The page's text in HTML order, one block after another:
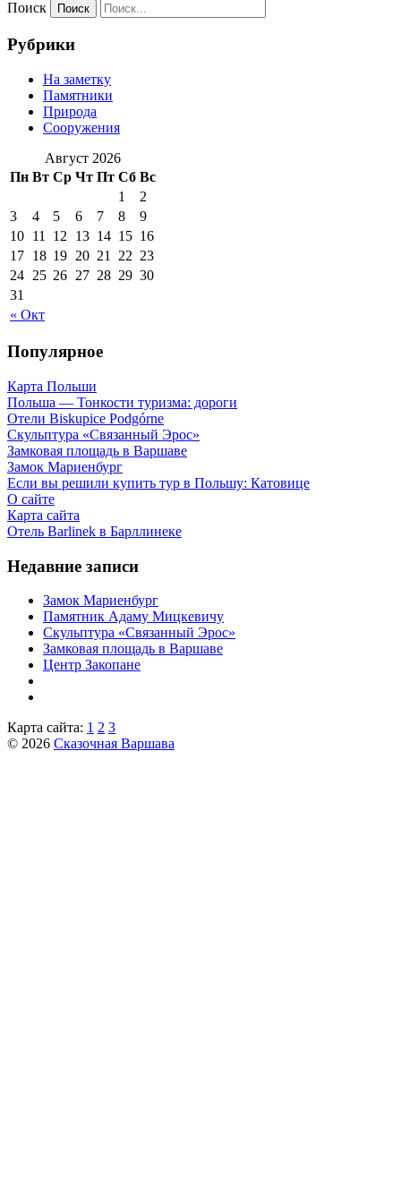
Поиск
Рубрики
На заметку
Памятники
Природа
Сооружения
Август 2026
Пн Вт Ср Чт Пт Сб Вс
« Окт
1
2
3
4 5 6 7 8
9
10 11 12 13 14 15 16
17 18 19 20 21 22 23
24 25 26 27 28 29 30
31
Популярное
Карта Польши
Польша — Тонкости туризма: дороги
Отели Biskupice Podgórne
Скульптура «Связанный Эрос»
Замковая площадь в Варшаве
Замок Мариенбург
Если вы решили купить тур в Польшу: Катовице
О сайте
Карта сайта
Отель Barlinek в Барллинеке
Недавние записи
Замок Мариенбург
Памятник Адаму Мицкевичу
Скульптура «Связанный Эрос»
Замковая площадь в Варшаве
Центр Закопане
Карта сайта: 1 2 3
© 2026 Сказочная Варшава